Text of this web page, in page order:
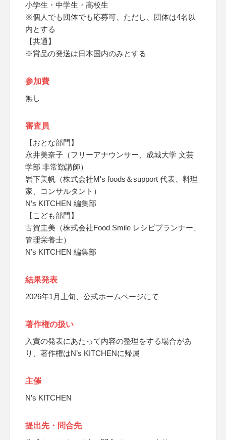
小学生・中学生・高校生
※個人でも団体でも応募可、ただし、団体は4名以
内とする
【共通】
※賞品の発送は日本国内のみとする
参加費
無し
審査員
【おとな部門】
永井美奈子（フリーアナウンサー、成城大学 文芸
学部 非常勤講師）
岩下美帆（株式会社M's foods＆support 代表、料理
家、コンサルタント）
N’s KITCHEN 編集部
【こども部門】
古賀圭美（株式会社Food Smile レシピプランナー、
管理栄養士）
N’s KITCHEN 編集部
結果発表
2026年1月上旬、公式ホームページにて
著作権の扱い
入賞の発表にあたって内容の整理をする場合があ
り、著作権はN’s KITCHENに帰属
主催
N’s KITCHEN
提出先・問合先